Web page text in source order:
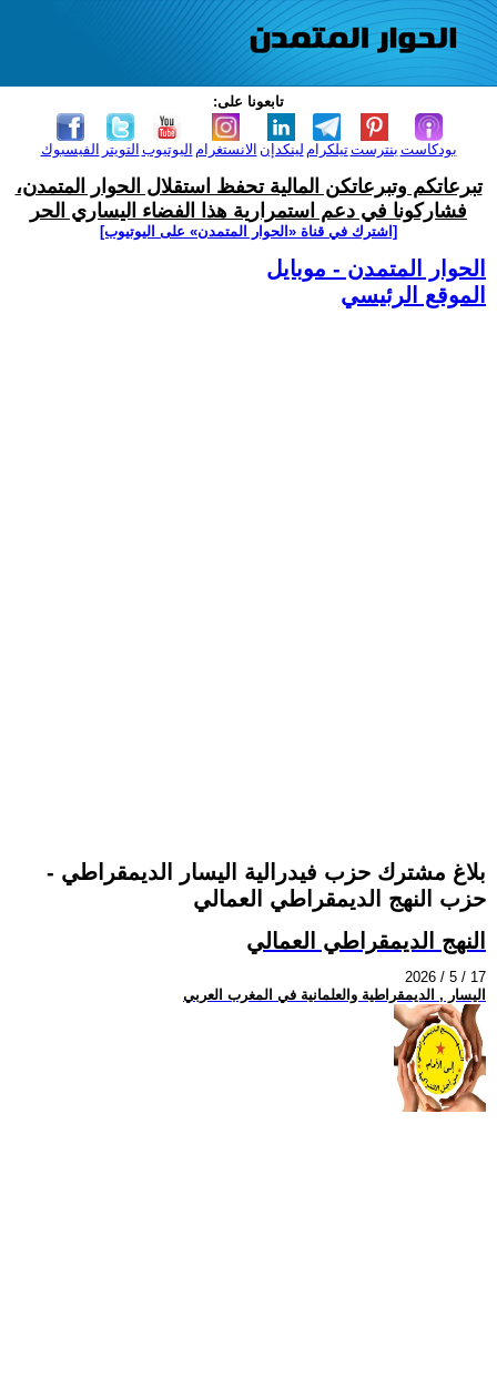
تابعونا على:
الفيسبوك التويتر اليوتيوب الانستغرام لينكدإن تيلكرامبنترست بودكاست
تبرعاتكم وتبرعاتكن المالية تحفظ استقلال الحوار المتمدن،
فشاركونا في دعم استمرارية هذا الفضاء اليساري الحر
[اشترك في قناة ‫«الحوار المتمدن» على اليوتيوب]
الحوار المتمدن - موبايل
الموقع الرئيسي
بلاغ مشترك حزب فيدرالية اليسار الديمقراطي -
حزب النهج الديمقراطي العمالي
النهج الديمقراطي العمالي
2026 / 5 / 17
اليسار , الديمقراطية والعلمانية في المغرب العربي